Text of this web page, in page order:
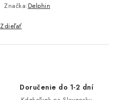
Značka:Delphin
Zdieľať
Doručenie do 1-2 dní